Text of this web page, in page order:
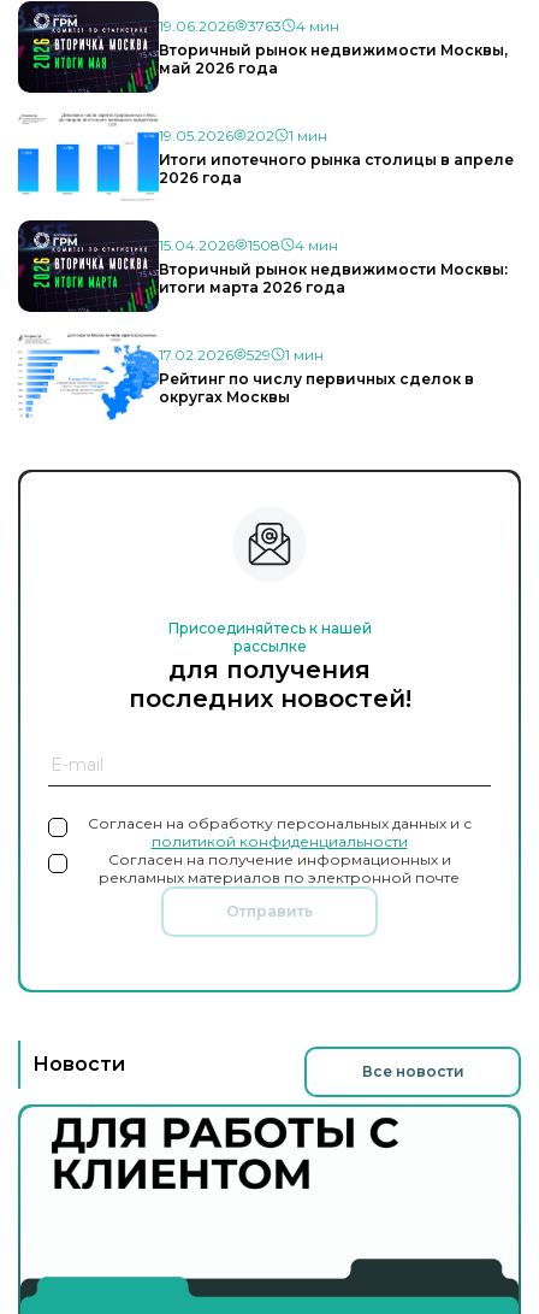
19.06.2026 3763
4 мин
Вторичный рынок недвижимости Москвы,
май 2026 года
19.05.2026 202
1 мин
Итоги ипотечного рынка столицы в апреле
2026 года
15.04.2026 1508
4 мин
Вторичный рынок недвижимости Москвы:
итоги марта 2026 года
17.02.2026 529
1 мин
Рейтинг по числу первичных сделок в
округах Москвы
Присоединяйтесь к нашей
рассылке
для получения
последних новостей!
Согласен на обработку персональных данных и с
политикой конфиденциальности
Согласен на получение информационных и
рекламных материалов по электронной почте
Отправить
Новости Все новости